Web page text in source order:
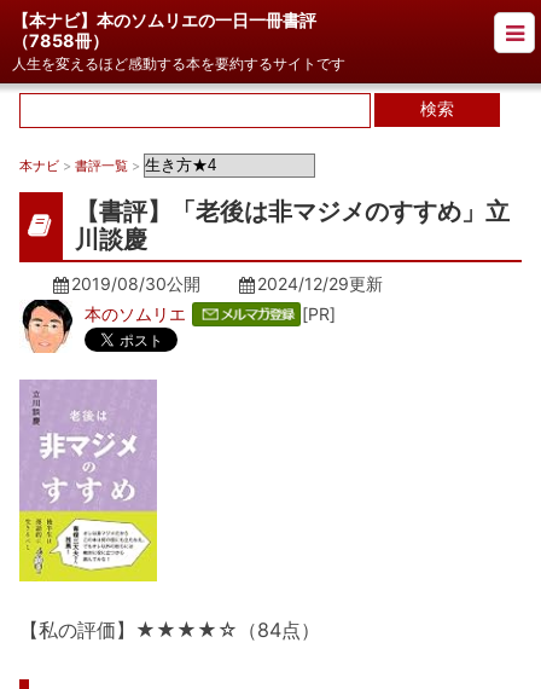
【本ナビ】本のソムリエの一日一冊書評
（7858冊）
人生を変えるほど感動する本を要約するサイトです
本ナビ > 書評一覧 >
【書評】「老後は非マジメのすすめ」立
川談慶
2019/08/30公開 2024/12/29更新
本のソムリエ
[PR]
【私の評価】★★★★☆（84点）